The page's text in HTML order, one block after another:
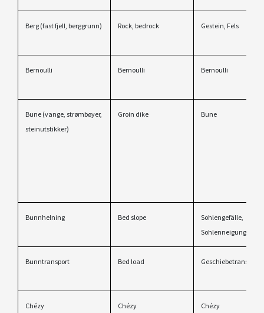
Berg (fast fjell, berggrunn) Rock, bedrock Gestein, Fels
Bernoulli Bernoulli Bernoulli
Bune (vange, strømbøyer,
steinutstikker)
Groin dike Bune
Bunnhelning Bed slope
Sohlengefälle,
Sohlenneigung
Bunntransport Bed load Geschiebetransport
Chézy Chézy Chézy